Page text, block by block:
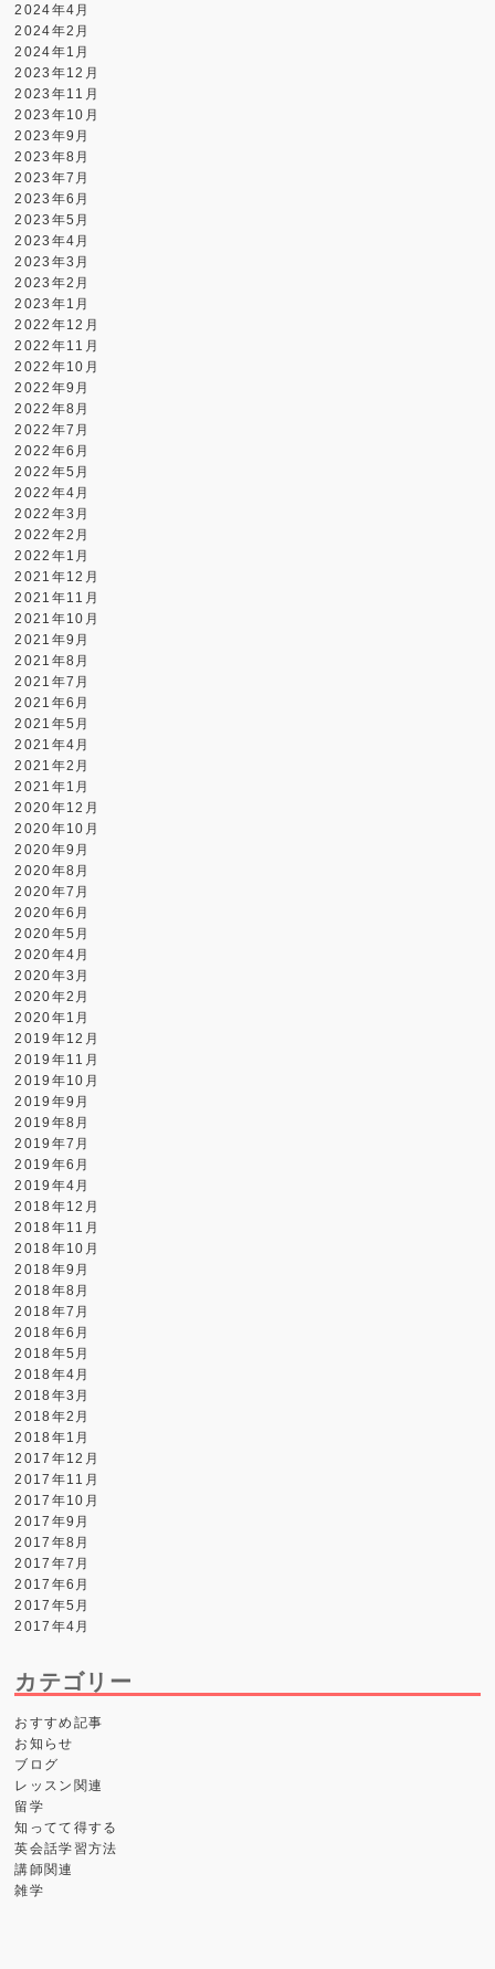
2024年4月
2024年2月
2024年1月
2023年12月
2023年11月
2023年10月
2023年9月
2023年8月
2023年7月
2023年6月
2023年5月
2023年4月
2023年3月
2023年2月
2023年1月
2022年12月
2022年11月
2022年10月
2022年9月
2022年8月
2022年7月
2022年6月
2022年5月
2022年4月
2022年3月
2022年2月
2022年1月
2021年12月
2021年11月
2021年10月
2021年9月
2021年8月
2021年7月
2021年6月
2021年5月
2021年4月
2021年2月
2021年1月
2020年12月
2020年10月
2020年9月
2020年8月
2020年7月
2020年6月
2020年5月
2020年4月
2020年3月
2020年2月
2020年1月
2019年12月
2019年11月
2019年10月
2019年9月
2019年8月
2019年7月
2019年6月
2019年4月
2018年12月
2018年11月
2018年10月
2018年9月
2018年8月
2018年7月
2018年6月
2018年5月
2018年4月
2018年3月
2018年2月
2018年1月
2017年12月
2017年11月
2017年10月
2017年9月
2017年8月
2017年7月
2017年6月
2017年5月
2017年4月
カテゴリー
おすすめ記事
お知らせ
ブログ
レッスン関連
留学
知ってて得する
英会話学習方法
講師関連
雑学